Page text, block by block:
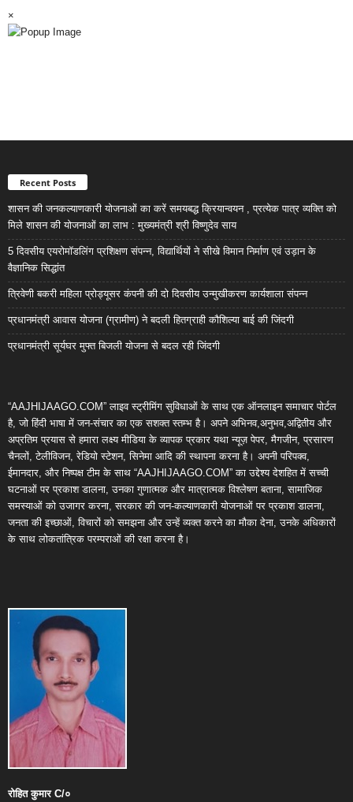
×
Recent Posts
शासन की जनकल्याणकारी योजनाओं का करें समयबद्ध क्रियान्वयन , प्रत्येक पात्र व्यक्ति को
मिले शासन की योजनाओं का लाभ : मुख्यमंत्री श्री विष्णुदेव साय
5 दिवसीय एयरोमॉडलिंग प्रशिक्षण संपन्न, विद्यार्थियों ने सीखे विमान निर्माण एवं उड़ान के
वैज्ञानिक सिद्धांत
त्रिवेणी बकरी महिला प्रोड्यूसर कंपनी की दो दिवसीय उन्मुखीकरण कार्यशाला संपन्न
प्रधानमंत्री आवास योजना (ग्रामीण) ने बदली हितग्राही कौशिल्या बाई की जिंदगी
प्रधानमंत्री सूर्यघर मुफ्त बिजली योजना से बदल रही जिंदगी
“AAJHIJAAGO.COM” लाइव स्ट्रीमिंग सुविधाओं के साथ एक ऑनलाइन समाचार पोर्टल
है, जो हिंदी भाषा में जन-संचार का एक सशक्त स्तम्भ है। अपने अभिनव,अनुभव,अद्वितीय और
अप्रतिम प्रयास से हमारा लक्ष्य मीडिया के व्यापक प्रकार यथा न्यूज़ पेपर, मैगजीन, प्रसारण
चैनलों, टेलीविजन, रेडियो स्टेशन, सिनेमा आदि की स्थापना करना है। अपनी परिपक्व,
ईमानदार, और निष्पक्ष टीम के साथ “AAJHIJAAGO.COM” का उद्देश्य देशहित में सच्ची
घटनाओं पर प्रकाश डालना, उनका गुणात्मक और मात्रात्मक विश्लेषण बताना, सामाजिक
समस्याओं को उजागर करना, सरकार की जन-कल्याणकारी योजनाओं पर प्रकाश डालना,
जनता की इच्छाओं, विचारों को समझना और उन्हें व्यक्त करने का मौका देना, उनके अधिकारों
के साथ लोकतांत्रिक परम्पराओं की रक्षा करना है।
रोहित कुमारC/०